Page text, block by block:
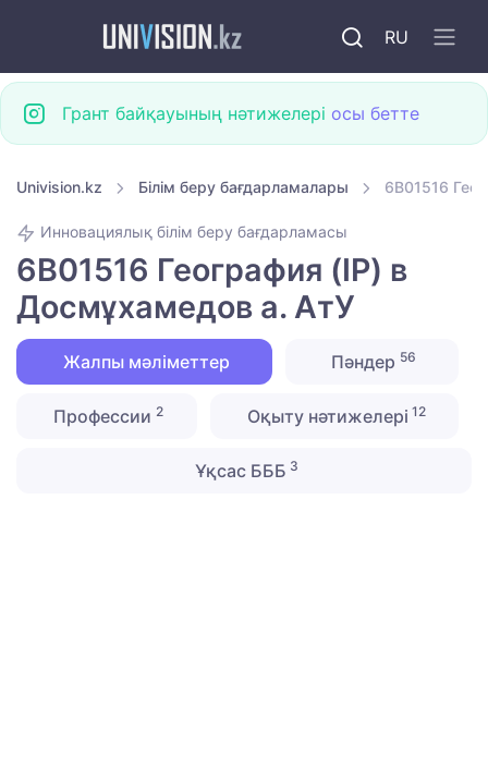
RU
Грант байқауының нәтижелері осы бетте
Univision.kz Білім беру бағдарламалары 6B01516
Инновациялық білім беру бағдарламасы
6B01516 География (IP) в
Досмұхамедов а. АтУ
Жалпы мәліметтер Пәндер 56
Профессии2 Оқыту нәтижелері 12
Ұқсас БББ 3